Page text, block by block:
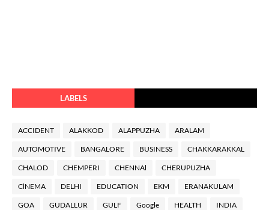
LABELS
ACCIDENT ALAKKOD ALAPPUZHA ARALAM
AUTOMOTIVE BANGALORE BUSINESS CHAKKARAKKAL
CHALOD CHEMPERI CHENNAl CHERUPUZHA
ClNEMA DELHI EDUCATION EKM ERANAKULAM
GOA GUDALLUR GULF Google HEALTH INDIA